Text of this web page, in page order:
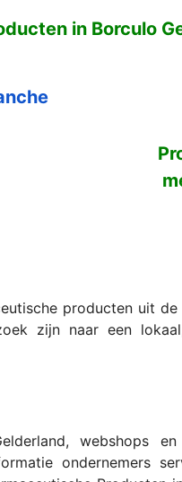
in Borculo
producten uit
zijn naar een
webshops
ondernemers